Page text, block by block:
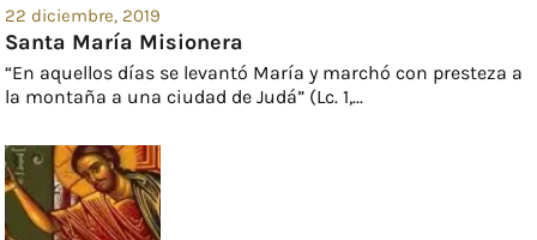
22 diciembre, 2019
Santa María Misionera
“En aquellos días se levantó María y marchó con presteza a
la montaña a una ciudad de Judá” (Lc. 1,...